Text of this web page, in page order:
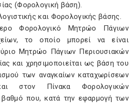
(Φορολογική βάση).
και Φορολογικής βάσης.
Φορολογικό Mητρώο Πάγιων
το οποίο μπορεί να είναι
Mητρώο Πάγιων Περιουσιακών
και χρησιμοποιείται ως βάση του
των αναγκαίων καταχωρίσεων
στον Πίνακα Φορολογικών
που, κατά την εφαρμογή των